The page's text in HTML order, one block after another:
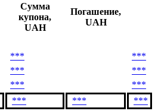
Сумма
купона,
UAH
Погашение,
UAH
***
***
***
***
***
***
*** ***
***